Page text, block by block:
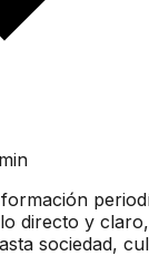
directo y
sociedad,